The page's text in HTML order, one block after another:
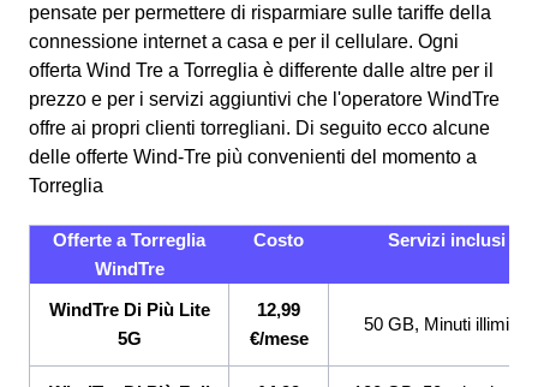
pensate per permettere di risparmiare sulle tariffe della
connessione internet a casa e per il cellulare. Ogni
offerta Wind Tre a Torreglia è differente dalle altre per il
prezzo e per i servizi aggiuntivi che l'operatore WindTre
offre ai propri clienti torregliani. Di seguito ecco alcune
delle offerte Wind-Tre più convenienti del momento a
Torreglia
Offerte a Torreglia
WindTre
Costo Servizi inclusi
WindTre Di Più Lite
5G
12,99
€/mese
50 GB, Minuti illimitati